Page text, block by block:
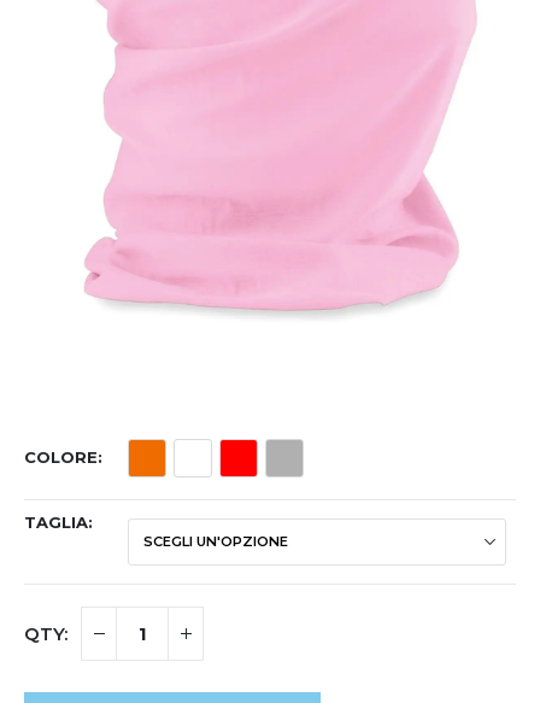
COLORE
TAGLIA